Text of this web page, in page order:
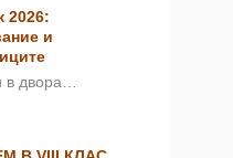
2026:
и
в двора…